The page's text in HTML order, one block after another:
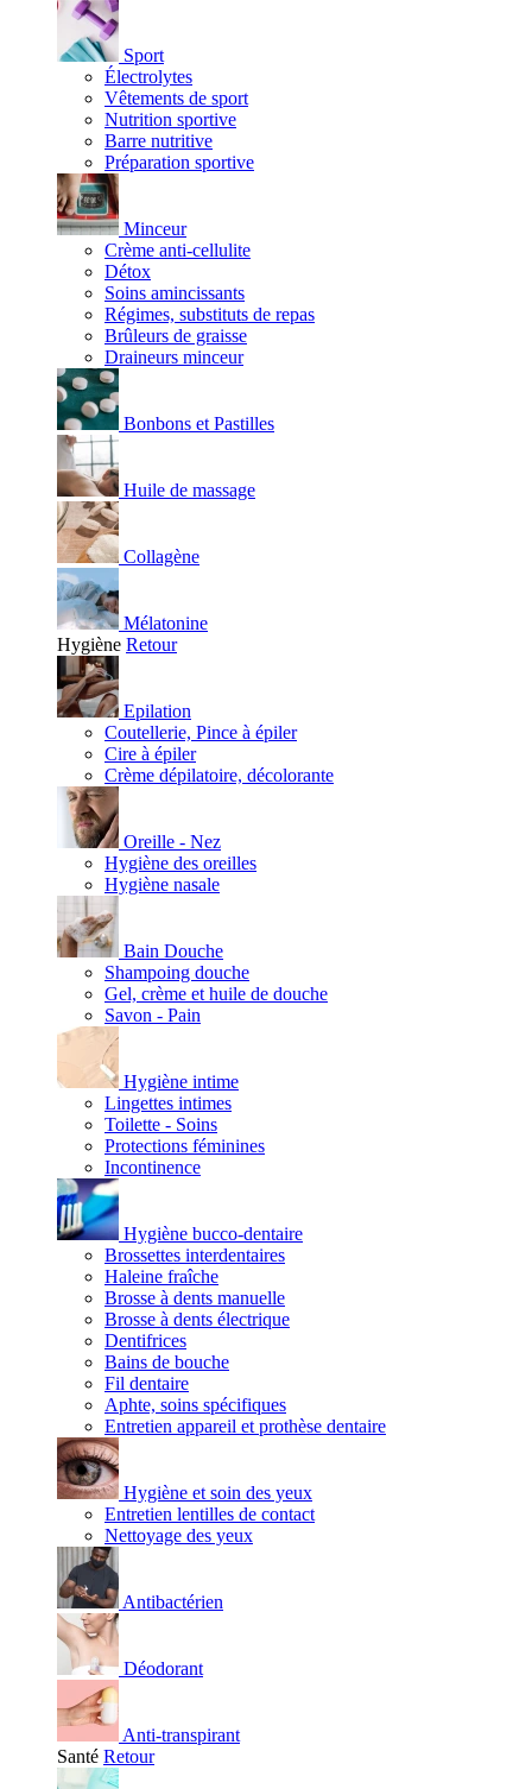
Sport
Électrolytes
Vêtements de sport
Nutrition sportive
Barre nutritive
Préparation sportive
Minceur
Crème anti-cellulite
Détox
Soins amincissants
Régimes, substituts de repas
Brûleurs de graisse
Draineurs minceur
Bonbons et Pastilles
Huile de massage
Collagène
Mélatonine
Hygiène Retour
Epilation
Coutellerie, Pince à épiler
Cire à épiler
Crème dépilatoire, décolorante
Oreille - Nez
Hygiène des oreilles
Hygiène nasale
Bain Douche
Shampoing douche
Gel, crème et huile de douche
Savon - Pain
Hygiène intime
Lingettes intimes
Toilette - Soins
Protections féminines
Incontinence
Hygiène bucco-dentaire
Brossettes interdentaires
Haleine fraîche
Brosse à dents manuelle
Brosse à dents électrique
Dentifrices
Bains de bouche
Fil dentaire
Aphte, soins spécifiques
Entretien appareil et prothèse dentaire
Hygiène et soin des yeux
Entretien lentilles de contact
Nettoyage des yeux
Antibactérien
Déodorant
Anti-transpirant
Santé Retour